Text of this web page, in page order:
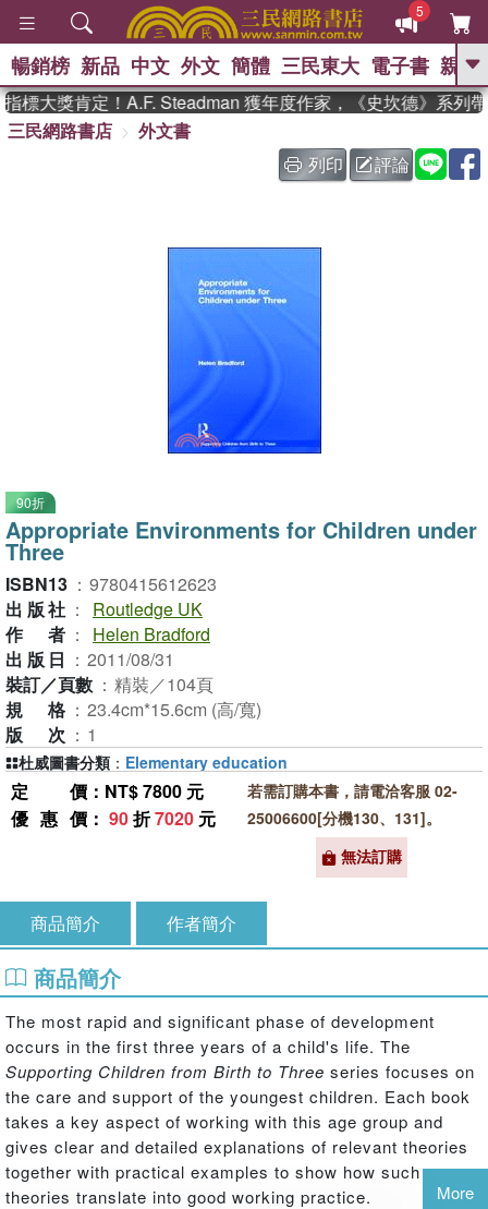
5
GO
、 如果歷史是一群喵 、 暑期
國際布克獎 臺灣漫遊錄 、 方
暢銷榜 新品 中文 外文 簡體 三民東大 電子書 親子
大獎肯定！A.F. Steadman 獲年度作家，《史坎德》系列帶
三民網路書店
外文書
列印
評論
90折
Appropriate Environments for Children under
Three
ISBN13 ： 9780415612623
出版社 ：
Routledge UK
作者 ：
Helen Bradford
出版日 ： 2011/08/31
裝訂／頁數 ： 精裝／104頁
規格 ： 23.4cm*15.6cm (高/寬)
版次 ： 1
定價 ：NT$ 7800 元
優惠價 ： 90折7020 元
若需訂購本書，請電洽客服 02-
25006600[分機130、131]。
無法訂購
杜威圖書分類 ： Elementary education
商品簡介 作者簡介
商品簡介
The most rapid and significant phase of development
occurs in the first three years of a child's life. The
Supporting Children from Birth to Three series focuses on
the care and support of the youngest children. Each book
takes a key aspect of working with this age group and
gives clear and detailed explanations of relevant theories
together with practical examples to show how such
theories translate into good working practice.
More